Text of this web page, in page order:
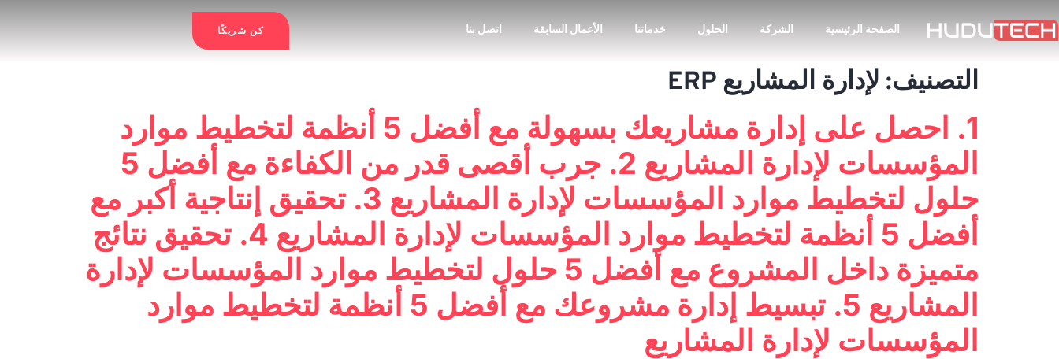
الصفحة الرئيسية الشركة الحلول خدماتنا الأعمال السابقة اتصل بنا كن شريكًا
التصنيف: لإدارة المشاريع ERP
1. احصل على إدارة مشاريعك بسهولة مع أفضل 5 أنظمة لتخطيط موارد
المؤسسات لإدارة المشاريع 2. جرب أقصى قدر من الكفاءة مع أفضل 5
حلول لتخطيط موارد المؤسسات لإدارة المشاريع 3. تحقيق إنتاجية أكبر مع
أفضل 5 أنظمة لتخطيط موارد المؤسسات لإدارة المشاريع 4. تحقيق نتائج
متميزة داخل المشروع مع أفضل 5 حلول لتخطيط موارد المؤسسات لإدارة
المشاريع 5. تبسيط إدارة مشروعك مع أفضل 5 أنظمة لتخطيط موارد
المؤسسات لإدارة المشاريع